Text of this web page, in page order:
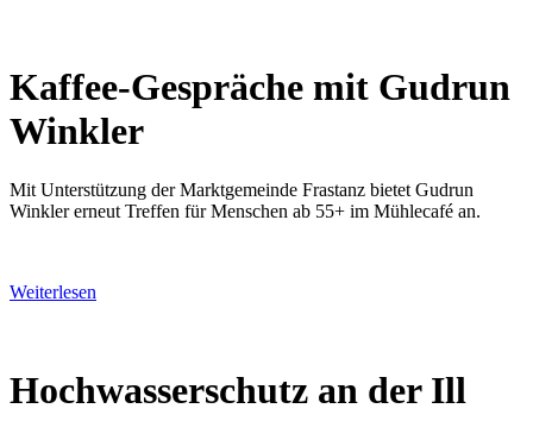
Kaffee-Gespräche mit Gudrun
Winkler
Mit Unterstützung der Marktgemeinde Frastanz bietet Gudrun
Winkler erneut Treffen für Menschen ab 55+ im Mühlecafé an.
Weiterlesen
Hochwasserschutz an der Ill